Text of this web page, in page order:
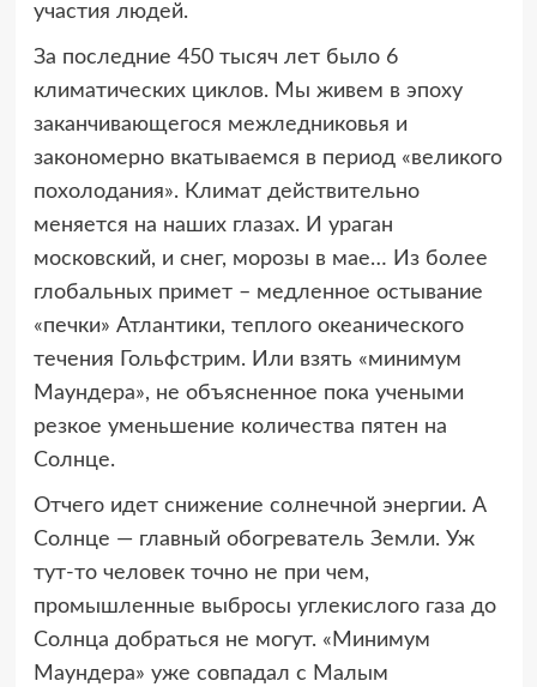
участия людей.
За последние 450 тысяч лет было 6
климатических циклов. Мы живем в эпоху
заканчивающегося межледниковья и
закономерно вкатываемся в период «великого
похолодания». Климат действительно
меняется на наших глазах. И ураган
московский, и снег, морозы в мае… Из более
глобальных примет – медленное остывание
«печки» Атлантики, теплого океанического
течения Гольфстрим. Или взять «минимум
Маундера», не объясненное пока учеными
резкое уменьшение количества пятен на
Солнце.
Отчего идет снижение солнечной энергии. А
Солнце — главный обогреватель Земли. Уж
тут-то человек точно не при чем,
промышленные выбросы углекислого газа до
Солнца добраться не могут. «Минимум
Маундера» уже совпадал с Малым